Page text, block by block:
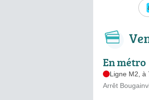
En métro
Ligne M2, à
Arrêt